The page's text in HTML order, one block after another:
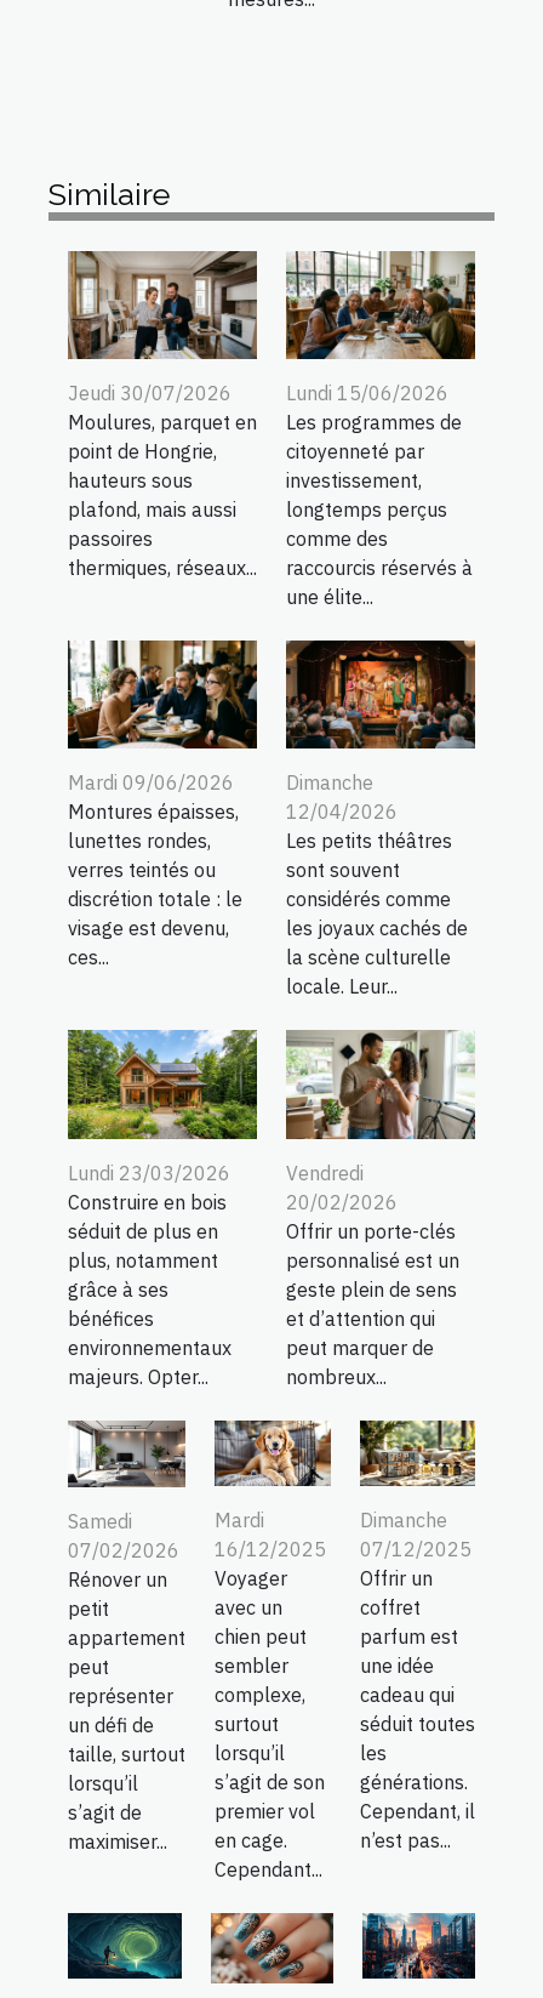
Similaire
Jeudi 30/07/2026
Moulures, parquet en
point de Hongrie,
hauteurs sous
plafond, mais aussi
passoires
thermiques, réseaux...
Lundi 15/06/2026
Les programmes de
citoyenneté par
investissement,
longtemps perçus
comme des
raccourcis réservés à
une élite...
Mardi 09/06/2026
Montures épaisses,
lunettes rondes,
verres teintés ou
discrétion totale : le
visage est devenu,
ces...
Dimanche
12/04/2026
Les petits théâtres
sont souvent
considérés comme
les joyaux cachés de
la scène culturelle
locale. Leur...
Lundi 23/03/2026
Construire en bois
séduit de plus en
plus, notamment
grâce à ses
bénéfices
environnementaux
majeurs. Opter...
Vendredi
20/02/2026
Offrir un porte-clés
personnalisé est un
geste plein de sens
et d’attention qui
peut marquer de
nombreux...
Samedi
07/02/2026
Rénover un
petit
appartement
peut
représenter
un défi de
taille, surtout
lorsqu’il
s’agit de
maximiser...
Mardi
16/12/2025
Voyager
avec un
chien peut
sembler
complexe,
surtout
lorsqu’il
s’agit de son
premier vol
en cage.
Cependant...
Dimanche
07/12/2025
Offrir un
coffret
parfum est
une idée
cadeau qui
séduit toutes
les
générations.
Cependant, il
n’est pas...